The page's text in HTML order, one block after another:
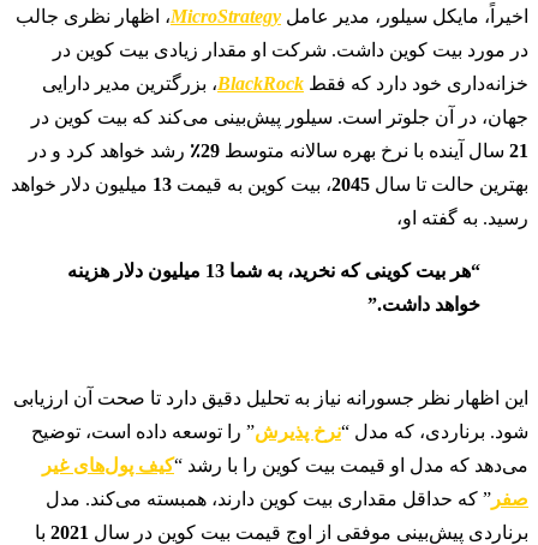
اخیراً، مایکل سیلور، مدیر عامل MicroStrategy، اظهار نظری جالب
در مورد بیت کوین داشت. شرکت او مقدار زیادی بیت کوین در
خزانه‌داری خود دارد که فقط BlackRock، بزرگترین مدیر دارایی
جهان، در آن جلوتر است. سیلور پیش‌بینی می‌کند که بیت کوین در
21 سال آینده با نرخ بهره سالانه متوسط 29٪
رشد خواهد کرد و در
بهترین حالت تا سال 2045، بیت کوین به قیمت 13 میلیون دلار خواهد
رسید. به گفته او،
“هر بیت کوینی که نخرید، به شما 13 میلیون دلار هزینه
خواهد داشت.”
این اظهار نظر جسورانه نیاز به تحلیل دقیق دارد تا صحت آن ارزیابی
شود. برناردی، که مدل “نرخ پذیرش” را توسعه داده است، توضیح
می‌دهد که مدل او قیمت بیت کوین را با رشد “کیف پول‌های غیر
صفر ” که حداقل مقداری بیت کوین دارند، همبسته می‌کند. مدل
برناردی پیش‌بینی موفقی از اوج قیمت بیت کوین در سال 2021 با